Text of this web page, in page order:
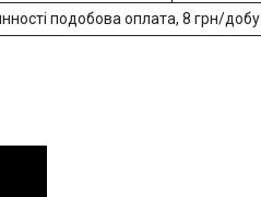
подобова оплата, 8 грн/добу